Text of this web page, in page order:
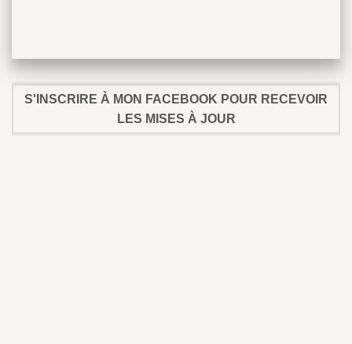
S'INSCRIRE À MON FACEBOOK POUR RECEVOIR
LES MISES À JOUR